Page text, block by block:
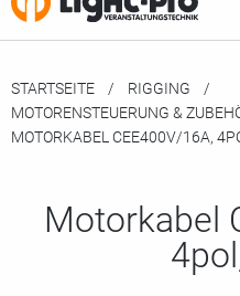
STARTSEITE
RIGGING
MOTORENSTEUERUNG &
MOMENTAN:
MOTORKABEL CEE400V/16A,
Motorkabel